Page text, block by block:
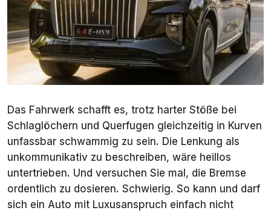
Das Fahrwerk schafft es, trotz harter Stöße bei
Schlaglöchern und Querfugen gleichzeitig in Kurven
unfassbar schwammig zu sein. Die Lenkung als
unkommunikativ zu beschreiben, wäre heillos
untertrieben. Und versuchen Sie mal, die Bremse
ordentlich zu dosieren. Schwierig. So kann und darf
sich ein Auto mit Luxusanspruch einfach nicht